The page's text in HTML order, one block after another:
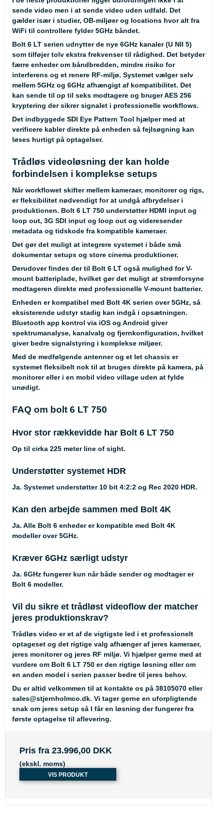
sende video men i at sende video uden udfald. Det
gælder især i studier, OB-miljøer og locations hvor alt fra
WiFi til controllere fylder 5GHz båndet.
Bolt 6 LT serien udnytter de nye 6GHz kanaler (U NII 5)
som tilføjer tolv ekstra frekvenser til rådighed. Det betyder
færre enheder om båndbredden, mindre risiko for
interferens og et renere RF-miljø. Systemet vælger selv
mellem 5GHz og 6GHz afhængigt af kompatibilitet. Det
kan sende til op til seks modtagere og bruger AES 256
kryptering der sikrer signalet i professionelle workflows.
Det indbyggede SDI Eye Pattern Tool hjælper med at
verificere kabler direkte på enheden så fejlsøgning kan
løses hurtigt på optagelser.
Trådløs videoløsning der kan holde
forbindelsen i komplekse setups
Når workflowet skifter mellem kameraer, monitorer og rigs,
er fleksibilitet nødvendigt for at undgå afbrydelser i
produktionen. Bolt 6 LT 750 understøtter HDMI input og
loop out, 3G SDI input og loop out og videresender
metadata og tidskode fra kompatible kameraer.
Det gør det muligt at integrere systemet i både små
dokumentar setups og store cinema produktioner.
Derudover findes der til Bolt 6 LT også mulighed for V-
mount batteriplade, hvilket gør det muligt at strømforsyne
modtageren direkte med professionelle V-mount batterier.
Enheden er kompatibel med Bolt 4K serien over 5GHz, så
eksisterende udstyr stadig kan indgå i opsætningen.
Bluetooth app kontrol via iOS og Android giver
spektrumanalyse, kanalvalg og fjernkonfiguration, hvilket
giver bedre signalstyring i komplekse miljøer.
Med de medfølgende antenner og et let chassis er
systemet fleksibelt nok til at bruges direkte på kamera, på
monitorer eller i en mobil video village uden at fylde
unødigt.
FAQ om bolt 6 LT 750
Hvor stor rækkevidde har Bolt 6 LT 750
Op til cirka 225 meter line of sight.
Understøtter systemet HDR
Ja. Systemet understøtter 10 bit 4:2:2 og Rec 2020 HDR.
Kan den arbejde sammen med Bolt 4K
Ja. Alle Bolt 6 enheder er kompatible med Bolt 4K
modeller over 5GHz.
Kræver 6GHz særligt udstyr
Ja. 6GHz fungerer kun når både sender og modtager er
Bolt 6 modeller.
Vil du sikre et trådløst videoflow der matcher
jeres produktionskrav?
Trådløs video er et af de vigtigste led i et professionelt
optageset og det rigtige valg afhænger af jeres kameraer,
jeres monitorer og jeres RF miljø. Vi hjælper gerne med at
vurdere om Bolt 6 LT 750 er den rigtige løsning eller om
en anden model i serien passer bedre til jeres behov.
Du er altid velkommen til at kontakte os på 38105070 eller
sales@stjernholmco.dk. Vi tager gerne en uforpligtende
snak om jeres setup så I får en løsning der fungerer fra
første optagelse til aflevering.
Pris fra 23.996,00 DKK
(ekskl. moms)
VIS PRODUKT